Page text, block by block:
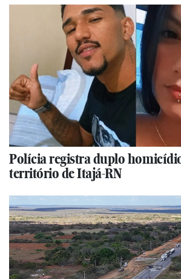
Polícia registra duplo homicídio
território de Itajá-RN